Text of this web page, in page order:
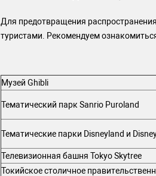
Для предотвращения
туристами. Рекомендуем
Музей Ghibli
Тематический парк Sanrio Puroland
Тематические парки Disneyland и
Телевизионная башня Tokyo Skytree
Токийское столичное